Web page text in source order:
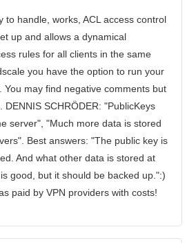
to handle, works, ACL access control
up and allows a dynamical
rules for all clients in the same
you have the option to run your
You may find negative comments but
DENNIS SCHRÖDER: "PublicKeys
server", "Much more data is stored
Best answers: "The public key is
And what other data is stored at
good, but it should be backed up.":)
paid by VPN providers with costs!